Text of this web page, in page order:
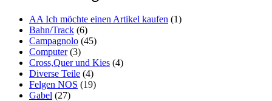
AA Ich möchte einen Artikel kaufen (1)
Bahn/Track (6)
Campagnolo (45)
Computer (3)
Cross,Quer und Kies (4)
Diverse Teile (4)
Felgen NOS (19)
Gabel (27)